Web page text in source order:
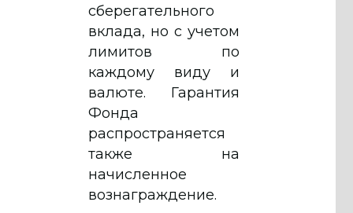
сберегательного
вклада, но с учетом
лимитов по
каждому виду и
валюте. Гарантия
Фонда
распространяется
также на
начисленное
вознаграждение.